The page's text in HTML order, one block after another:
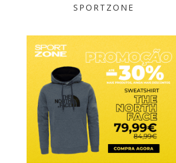
SPORTZONE